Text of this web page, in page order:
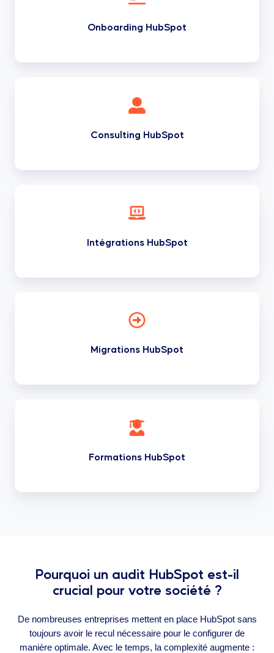
Onboarding HubSpot
Consulting HubSpot
HubSpot
Intégrations HubSpot
HubSpot
Migrations HubSpot
HubSpot
Formations HubSpot
HubSpot
Pourquoi un audit HubSpot est-il
crucial pour votre société ?
De nombreuses entreprises mettent en place HubSpot sans
toujours avoir le recul nécessaire pour le configurer de
manière optimale. Avec le temps, la complexité augmente :